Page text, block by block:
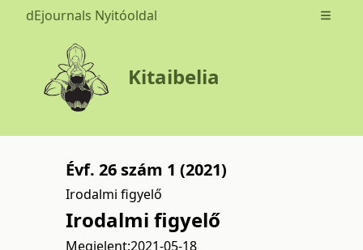
dEjournals Nyitóoldal Open
Kitaibelia
Évf. 26 szám 1 (2021)
Irodalmi figyelő
Irodalmi figyelő
Megjelent:2021-05-18